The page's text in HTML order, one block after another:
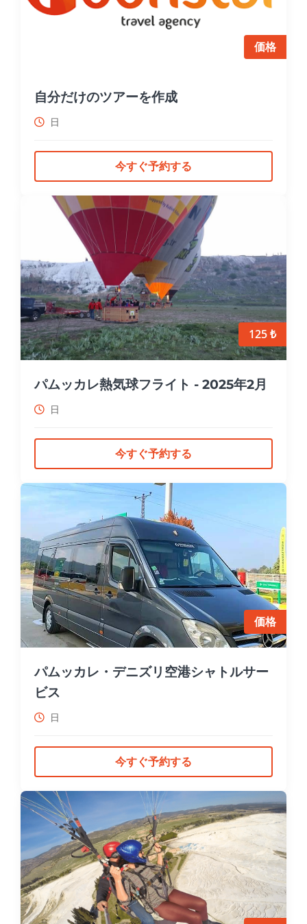
価格
自分だけのツアーを作成
日
今すぐ予約する
125 ₺
パムッカレ熱気球フライト - 2025年2月
日
今すぐ予約する
価格
パムッカレ・デニズリ空港シャトルサー
ビス
日
今すぐ予約する